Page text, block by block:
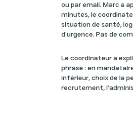
ou par email. Marc a
minutes, le
situation de santé,
d’urgence. Pas de
Le coordinateur a
phrase : en
inférieur, choix de la
recrutement,